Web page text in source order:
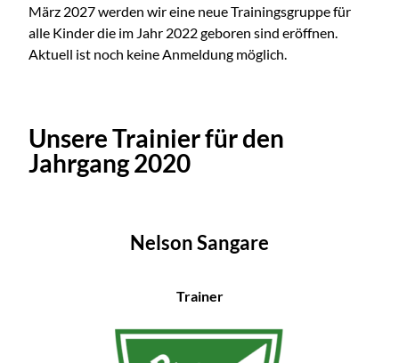
März 2027 werden wir eine neue Trainingsgruppe für
alle Kinder die im Jahr 2022 geboren sind eröffnen.
Aktuell ist noch keine Anmeldung möglich.
Unsere Trainier für den
Jahrgang 2020
Nelson Sangare
Trainer